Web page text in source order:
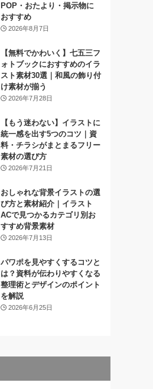
POP・おたより・掲示物に
おすすめ
2026年8月7日
【無料でかわいく】七五三フ
ォトブックにおすすめのイラ
スト素材30選｜和風の飾り付
け素材が揃う
2026年7月28日
【もう迷わない】イラストに
統一感を出す5つのコツ｜資
料・チラシがまとまるフリー
素材の選び方
2026年7月21日
おしゃれな背景イラストの選
び方と素材紹介｜イラスト
ACで見つかるカテゴリ別お
すすめ背景素材
2026年7月13日
パワポを見やすくするコツと
は？資料が伝わりやすくなる
整理術とデザインのポイント
を解説
2026年6月25日